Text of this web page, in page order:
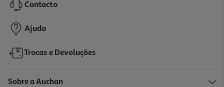
12,99 €
Contacto
Ajuda
Trocas e Devoluções
Sobre a Auchan